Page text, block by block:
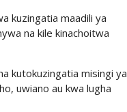
kuzingatia maadili ya
na kile kinachoitwa
kutokuzingatia misingi ya
uwiano au kwa lugha